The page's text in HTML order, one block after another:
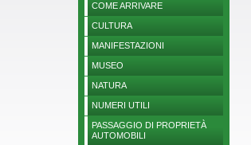
COME ARRIVARE
CULTURA
MANIFESTAZIONI
MUSEO
NATURA
NUMERI UTILI
PASSAGGIO DI PROPRIETÀ
AUTOMOBILI